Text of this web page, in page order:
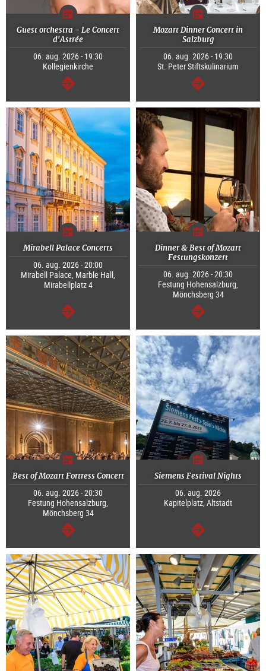
Guest orchestra - Le Concert
d'Astrée
06. aug. 2026 - 19:30
Kollegienkirche
Tovább
Mozart Dinner Concert in
Salzburg
06. aug. 2026 - 19:30
St. Peter Stiftskulinarium
Tovább
Mirabell Palace Concerts
06. aug. 2026 - 20:00
Mirabell Palace, Marble Hall,
Mirabellplatz 4
Tovább
Dinner & Best of Mozart
Festungskonzert
06. aug. 2026 - 20:30
Festung Hohensalzburg,
Mönchsberg 34
Tovább
Best of Mozart Fortress Concert
06. aug. 2026 - 20:30
Festung Hohensalzburg,
Mönchsberg 34
Tovább
Siemens Festival Nights
06. aug. 2026
Kapitelplatz, Altstadt
Tovább